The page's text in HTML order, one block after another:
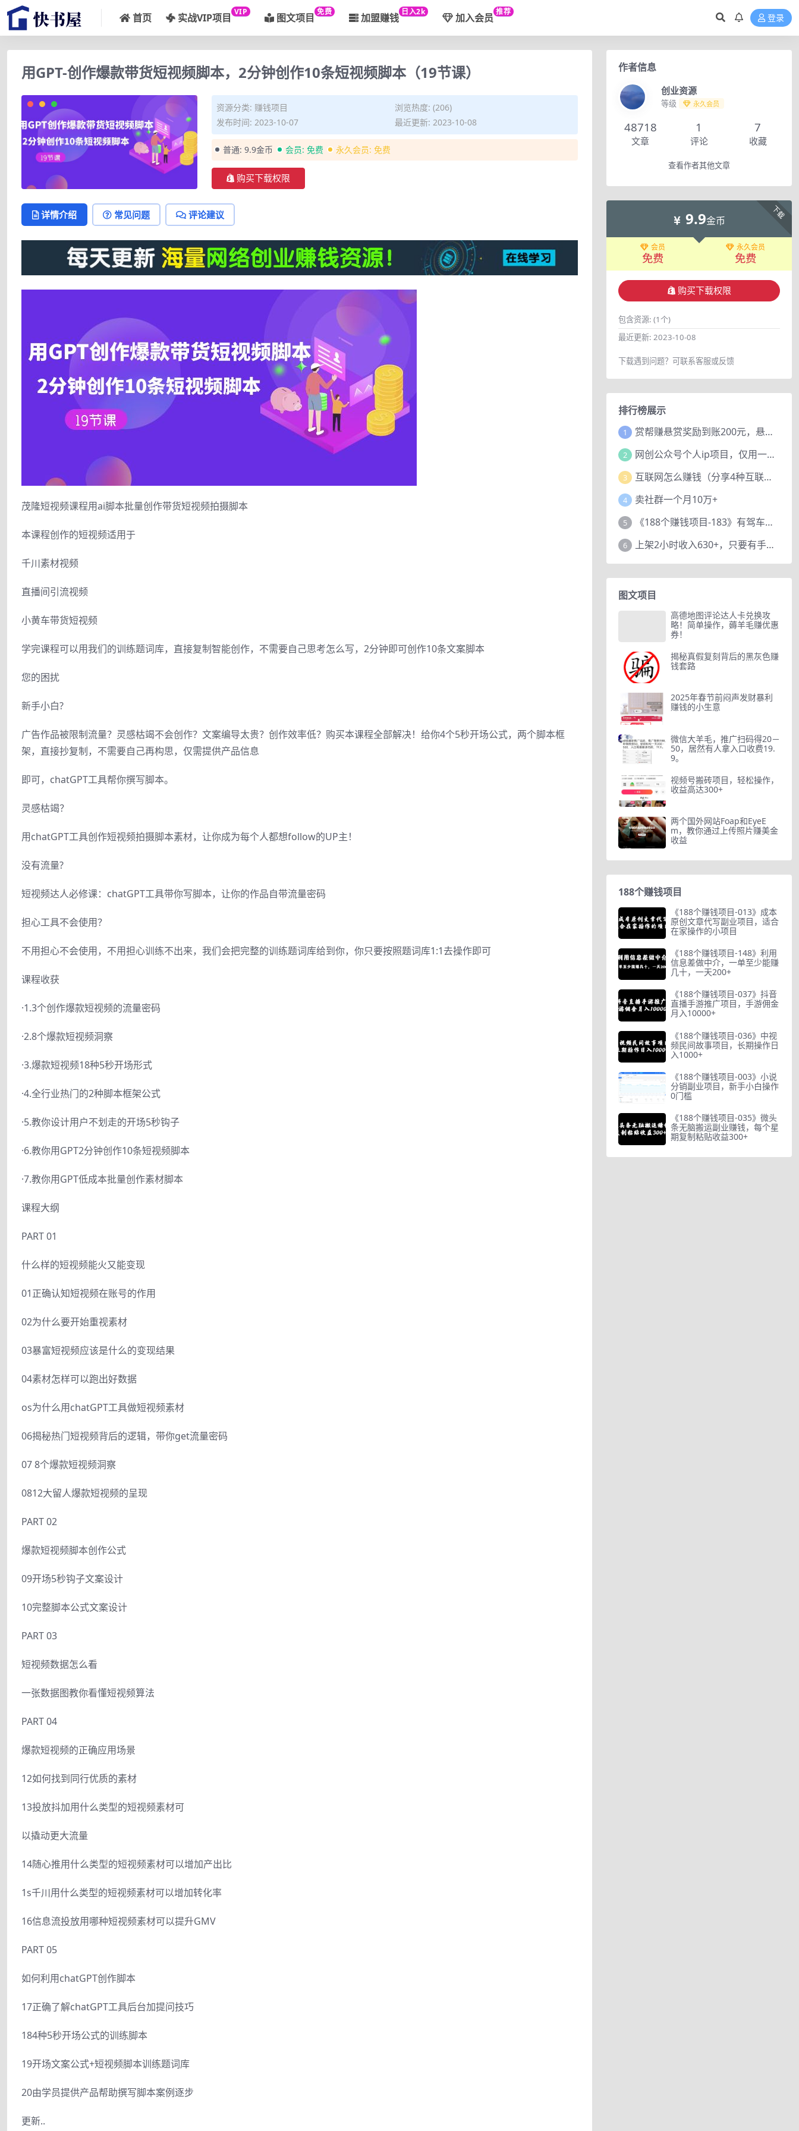
首页 实战VIP项目 VIP 图文项目 免费 加盟赚钱 日入2k 加入会员 推荐
登录
用GPT-创作爆款带货短视频脚本，2分钟创作10条短视频脚本（19节课）
资源分类: 赚钱项目
浏览热度: (206)
发布时间: 2023-10-07
最近更新: 2023-10-08
普通: 9.9金币 会员: 免费 永久会员: 免费
购买下载权限
详情介绍 常见问题 评论建议
茂隆短视频课程用ai脚本批量创作带货短视频拍摄脚本
本课程创作的短视频适用于
千川素材视频
直播间引流视频
小黄车带货短视频
学完课程可以用我们的训练题词库，直接复制智能创作，不需要自己思考怎么写，2分钟即可创作10条文案脚本
您的困扰
新手小白?
广告作品被限制流量？灵感枯竭不会创作？文案编导太贵？创作效率低？购买本课程全部解决！给你4个5秒开场公式，两个脚本框
架，直接抄复制，不需要自己再构思，仅需提供产品信息
即可，chatGPT工具帮你撰写脚本。
灵感枯竭？
用chatGPT工具创作短视频拍摄脚本素材，让你成为每个人都想follow的UP主！
没有流量?
短视频达人必修课：chatGPT工具带你写脚本，让你的作品自带流量密码
担心工具不会使用？
不用担心不会使用，不用担心训练不出来，我们会把完整的训练题词库给到你，你只要按照题词库1:1去操作即可
课程收获
·1.3个创作爆款短视频的流量密码
·2.8个爆款短视频洞察
·3.爆款短视频18种5秒开场形式
·4.全行业热门的2种脚本框架公式
·5.教你设计用户不划走的开场5秒钩子
·6.教你用GPT2分钟创作10条短视频脚本
·7.教你用GPT低成本批量创作素材脚本
课程大纲
PART 01
什么样的短视频能火又能变现
01正确认知短视频在账号的作用
02为什么要开始重视素材
03暴富短视频应该是什么的变现结果
04素材怎样可以跑出好数据
os为什么用chatGPT工具做短视频素材
06揭秘热门短视频背后的逻辑，带你get流量密码
07 8个爆款短视频洞察
0812大留人爆款短视频的呈现
PART 02
爆款短视频脚本创作公式
09开场5秒钩子文案设计
10完整脚本公式文案设计
PART 03
短视频数据怎么看
一张数据图教你看懂短视频算法
PART 04
爆款短视频的正确应用场景
12如何找到同行优质的素材
13投放抖加用什么类型的短视频素材可
以撬动更大流量
14随心推用什么类型的短视频素材可以增加产出比
1s千川用什么类型的短视频素材可以增加转化率
16信息流投放用哪种短视频素材可以提升GMV
PART 05
如何利用chatGPT创作脚本
17正确了解chatGPT工具后台加提问技巧
184种5秒开场公式的训练脚本
19开场文案公式+短视频脚本训练题词库
20由学员提供产品帮助撰写脚本案例逐步
更新..
作者信息
创业资源
等级 永久会员
48718
文章
1
评论
7
收藏
查看作者其他文章
下载
9.9金币
会员
免费
永久会员
免费
购买下载权限
包含资源: (1个)
最近更新: 2023-10-08
下载遇到问题？可联系客服或反馈
排行榜展示
1 赏帮赚悬赏奖励到账200元，悬赏任务多劳多得，人人可做。
2 网创公众号个人ip项目，仅用一篇文章做到全网引流！
3 互联网怎么赚钱（分享4种互联网赚钱模式）
4 卖社群一个月10万+
5 《188个赚钱项目-183》有驾车评项目，动动小手，复制粘贴赚44元！
6 上架2小时收入630+，只要有手就能做的AI搞钱项目，奶奶看完都能学会!
图文项目
高德地图评论达人卡兑换攻
略！简单操作，薅羊毛赚优惠
券！
揭秘真假复刻背后的黑灰色赚
钱套路
2025年春节前闷声发财暴利
赚钱的小生意
微信大羊毛，推广扫码得20－
50，居然有人拿入口收费19.
9。
视频号搬砖项目，轻松操作，
收益高达300+
两个国外网站Foap和EyeE
m，教你通过上传照片赚美金
收益
188个赚钱项目
《188个赚钱项目-013》成本
原创文章代写副业项目，适合
在家操作的小项目
《188个赚钱项目-148》利用
信息差做中介，一单至少能赚
几十，一天200+
《188个赚钱项目-037》抖音
直播手游推广项目，手游佣金
月入10000+
《188个赚钱项目-036》中视
频民间故事项目，长期操作日
入1000+
《188个赚钱项目-003》小说
分销副业项目，新手小白操作
0门槛
《188个赚钱项目-035》微头
条无脑搬运副业赚钱，每个星
期复制粘贴收益300+